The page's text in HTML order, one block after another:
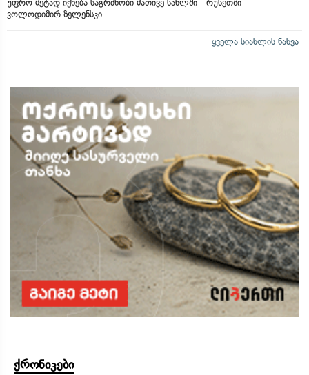
უფრო მეტად იქნება საგრძნობი მათივე სახლში - რუსეთში -
ვოლოდიმირ ზელენსკი
ყველა სიახლის ნახვა
ქრონიკები